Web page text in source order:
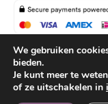
Bestelling herroepen
voorbehouden.
We gebruiken
bieden.
Je kunt meer te
of ze uitschakelen in